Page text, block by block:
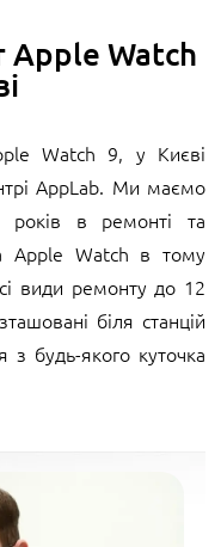
Watch
Watch 9, у Києві
AppLab. Ми маємо
років в ремонті та
Apple Watch в тому
види ремонту до 12
біля станцій
будь-якого куточка